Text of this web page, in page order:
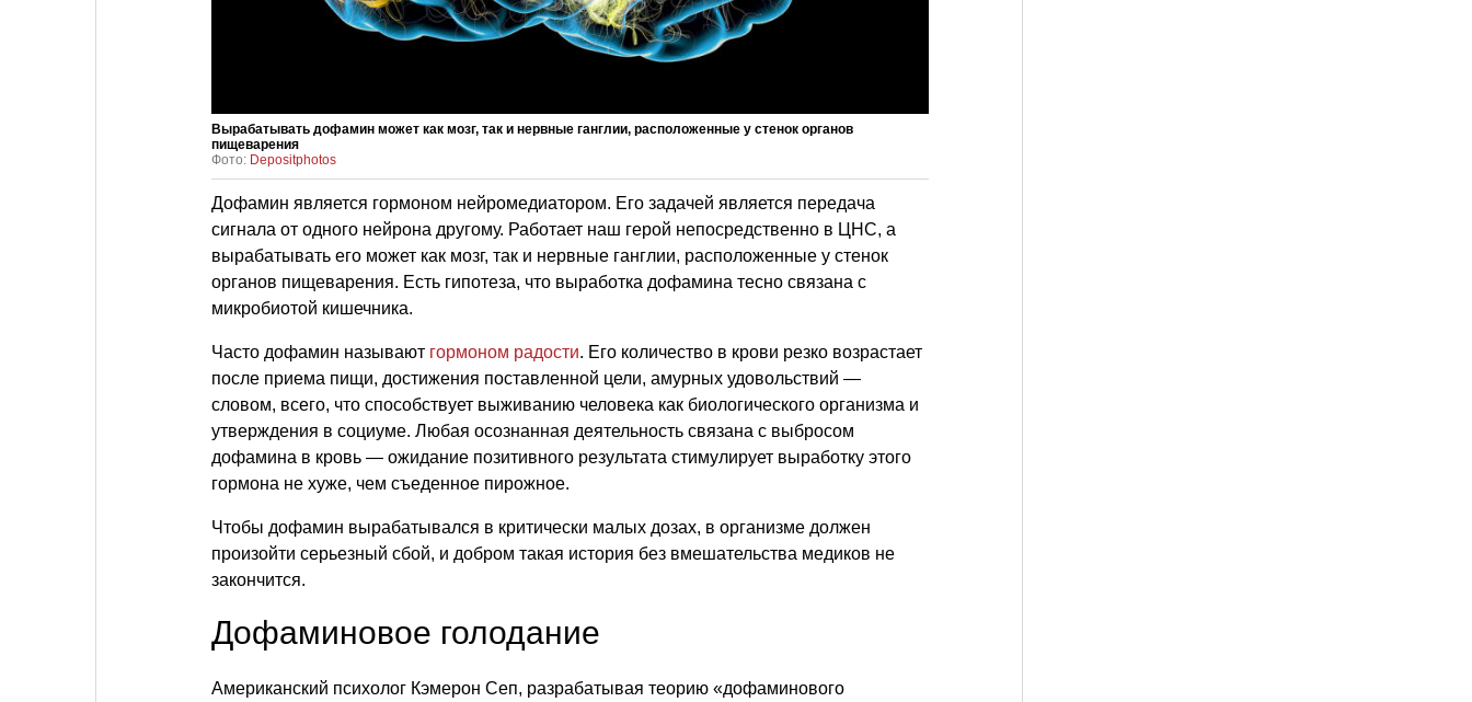
Вырабатывать дофамин может как мозг, так и нервные ганглии, расположенные у стенок органов
пищеварения
Фото: Depositphotos
Дофамин является гормоном нейромедиатором. Его задачей является передача
сигнала от одного нейрона другому. Работает наш герой непосредственно в ЦНС, а
вырабатывать его может как мозг, так и нервные ганглии, расположенные у стенок
органов пищеварения. Есть гипотеза, что выработка дофамина тесно связана с
микробиотой кишечника.
Часто дофамин называют гормоном радости. Его количество в крови резко возрастает
после приема пищи, достижения поставленной цели, амурных удовольствий —
словом, всего, что способствует выживанию человека как биологического организма и
утверждения в социуме. Любая осознанная деятельность связана с выбросом
дофамина в кровь — ожидание позитивного результата стимулирует выработку этого
гормона не хуже, чем съеденное пирожное.
Чтобы дофамин вырабатывался в критически малых дозах, в организме должен
произойти серьезный сбой, и добром такая история без вмешательства медиков не
закончится.
Дофаминовое голодание
Американский психолог Кэмерон Сеп, разрабатывая теорию «дофаминового